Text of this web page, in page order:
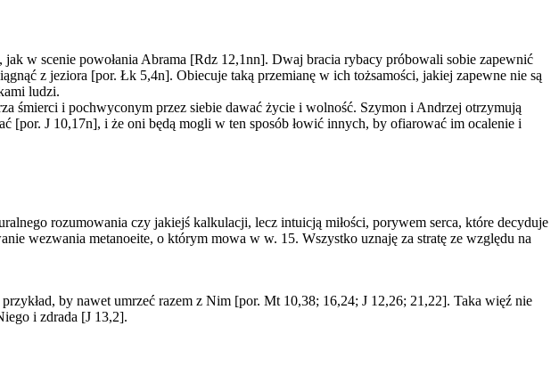
w scenie powołania Abrama [Rdz 12,1nn]. Dwaj bracia rybacy próbowali sobie zapewnić
z jeziora [por. Łk 5,4n]. Obiecuje taką przemianę w ich tożsamości, jakiej zapewne nie są
ludzi.
śmierci i pochwyconym przez siebie dawać życie i wolność. Szymon i Andrzej otrzymują
[por. J 10,17n], i że oni będą mogli w ten sposób łowić innych, by ofiarować im ocalenie i
rozumowania czy jakiejś kalkulacji, lecz intuicją miłości, porywem serca, które decyduje
wezwania metanoeite, o którym mowa w w. 15. Wszystko uznaję za stratę ze względu na
by nawet umrzeć razem z Nim [por. Mt 10,38; 16,24; J 12,26; 21,22]. Taka więź nie
i zdrada [J 13,2].